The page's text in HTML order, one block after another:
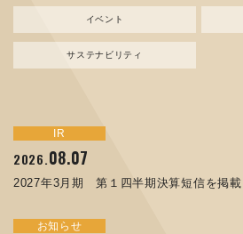
イベント
サステナビリティ
IR
2026.08.07
2027年3月期 第１四半期決算短信を掲載
お知らせ
新規事業
2024.04.10
資源ごみAI 自動選別機 販売開始のお知
お知らせ
2026.08.05
夏季休業のお知らせ
お知らせ
トピックス
2026.07.17
ORANGE NEWS Vol. 014を掲載しました
トピックス
イベント
2026.04.03
MEX金沢2026 出展のご案内 ※終了し
イベント
IR
2026.08.07
2027年3月期 第１四半期決算短信を掲載
IR
サステナビリティ
2026.07.24
中学生（光野中学校）の職場体験を実施
サステナビリティ